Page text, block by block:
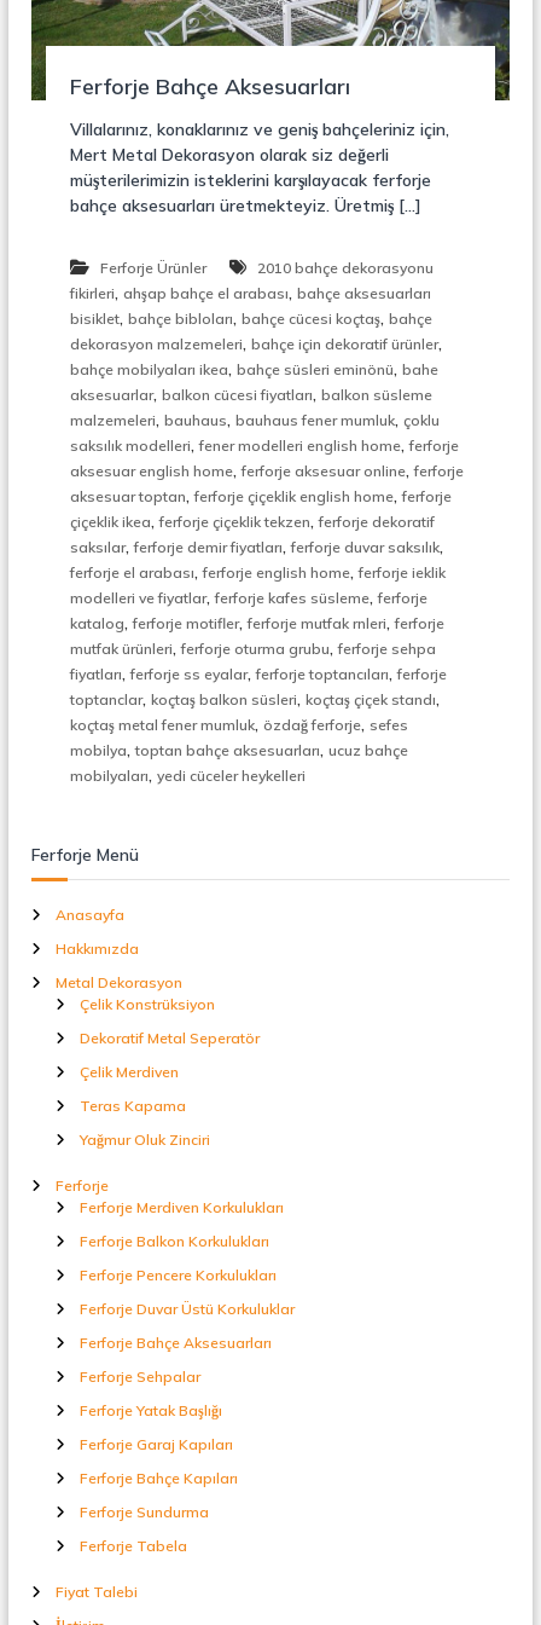
o
n
r
ü
k
i
o
n
,
Ç
i
k
M
r
d
i
v
e
n
e
t
a
l
S
e
e
r
a
t
ö
Ferforje Bahçe Aksesuarları
Villalarınız, konaklarınız ve geniş bahçeleriniz için,
Mert Metal Dekorasyon olarak siz değerli
müşterilerimizin isteklerini karşılayacak ferforje
bahçe aksesuarları üretmekteyiz. Üretmiş […]
Ferforje Ürünler
2010 bahçe dekorasyonu
fikirleri, ahşap bahçe el arabası, bahçe aksesuarları
bisiklet, bahçe bibloları, bahçe cücesi koçtaş, bahçe
dekorasyon malzemeleri, bahçe için dekoratif ürünler,
bahçe mobilyaları ikea, bahçe süsleri eminönü, bahe
aksesuarlar, balkon cücesi fiyatları, balkon süsleme
malzemeleri, bauhaus, bauhaus fener mumluk, çoklu
saksılık modelleri,fener modelleri english home,ferforje
aksesuar english home,ferforje aksesuar online,ferforje
aksesuar toptan,ferforje çiçeklik english home,ferforje
çiçeklik ikea,ferforje çiçeklik tekzen,ferforje dekoratif
saksılar,ferforje demir fiyatları,ferforje duvar saksılık,
ferforje el arabası,ferforje english home,ferforje ieklik
modelleri ve fiyatlar,ferforje kafes süsleme,ferforje
katalog,ferforje motifler,ferforje mutfak rnleri,ferforje
mutfak ürünleri,ferforje oturma grubu,ferforje sehpa
fiyatları,ferforje ss eyalar,ferforje toptancıları,ferforje
toptanclar, koçtaş balkon süsleri, koçtaş çiçek standı,
koçtaş metal fener mumluk, özdağ ferforje, sefes
mobilya,toptan bahçe aksesuarları, ucuz bahçe
mobilyaları, yedi cüceler heykelleri
Ferforje Menü
Anasayfa
Hakkımızda
Metal Dekorasyon
Çelik Konstrüksiyon
Dekoratif Metal Seperatör
Çelik Merdiven
Teras Kapama
Yağmur Oluk Zinciri
Ferforje
Ferforje Merdiven Korkulukları
Ferforje Balkon Korkulukları
Ferforje Pencere Korkulukları
Ferforje Duvar Üstü Korkuluklar
Ferforje Bahçe Aksesuarları
Ferforje Sehpalar
Ferforje Yatak Başlığı
Ferforje Garaj Kapıları
Ferforje Bahçe Kapıları
Ferforje Sundurma
Ferforje Tabela
Fiyat Talebi